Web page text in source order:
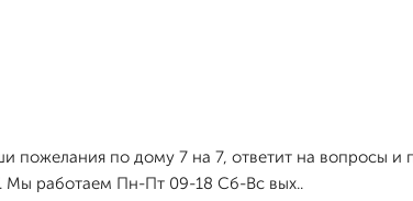
пожелания по дому 7 на 7, ответит на вопросы
Мы работаем Пн-Пт 09-18 Сб-Вс вых..